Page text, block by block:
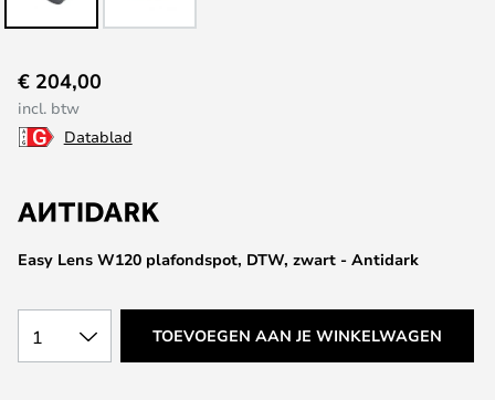
naar
het
begin
de
afbeeldingen-
gallerij
Easy Lens W120 plafondspot, DTW, zwart - Antidark
€ 204,00
incl. btw
Datablad
1 TOEVOEGEN AAN JE WINKELWAGEN